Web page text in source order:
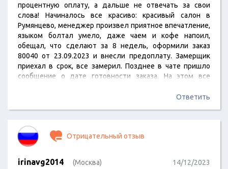
процентную оплату, а дальше не отвечать за свои
слова! Начиналось все красиво: красивый салон в
Румянцево, менеджер произвел приятное впечатление,
языком болтал умело, даже чаем и кофе напоил,
обещал, что сделают за 8 недель, оформили заказ
80040 от 23.09.2023 и внесли предоплату. Замерщик
приехал в срок, все замерил. Позднее в чате пришло
сообщение о дате готовности заказа. На этом все
начался трэш, не прекращающийся по сегодняшний
менеджер не отзывался. Через несколько дней
пришло…
Ответить
Отрицательный отзыв
irinavg2014 (Москва) 14/12/2023